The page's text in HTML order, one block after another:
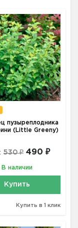
пузыреплодника
(Little Greeny)
530 ₽ 490 ₽
В наличии
Купить
Купить в 1 клик